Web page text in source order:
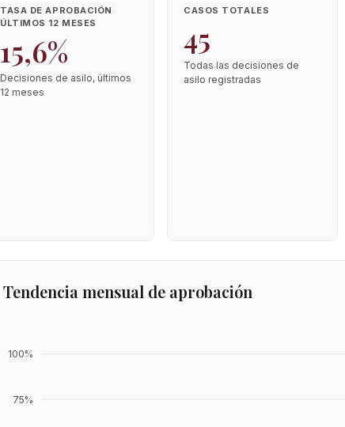
TASA DE APROBACIÓN
ÚLTIMOS 12 MESES
15,6%
Decisiones de asilo, últimos
12 meses
CASOS TOTALES
45
Todas las decisiones de
asilo registradas
Tendencia mensual de aprobación
75%
100%